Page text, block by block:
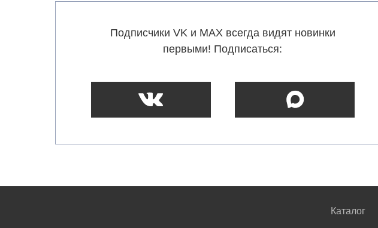
Подписчики VK и MAX всегда видят новинки
первыми! Подписаться:
Каталог